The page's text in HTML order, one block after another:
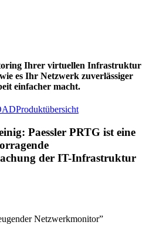
Ihrer virtuellen Infrastruktur
es Ihr Netzwerk zuverlässiger
einfacher macht.
Produktübersicht
Paessler PRTG ist eine
der IT-Infrastruktur
Netzwerkmonitor”